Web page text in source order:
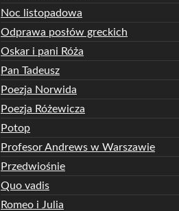
Noc listopadowa
Odprawa posłów greckich
Oskar i pani Róża
Pan Tadeusz
Poezja Norwida
Poezja Różewicza
Potop
Profesor Andrews w Warszawie
Przedwiośnie
Quo vadis
Romeo i Julia